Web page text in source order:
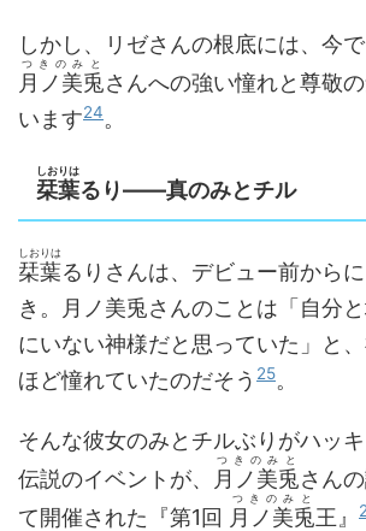
しかし、リゼさんの根底には、今
月ノ美兎
つきのみと
さんへの強い憧れと尊敬
います24。
栞葉
しおりは
るり――真のみとチル
栞葉
しおりは
るりさんは、デビュー前から
き。月ノ美兎さんのことは「自分
にいない神様だと思っていた」と
ほど憧れていたのだそう 25。
そんな彼女のみとチルぶりがハッ
伝説のイベントが、
月ノ美兎
つきのみと
さん
て開催された『第1回 月ノ美兎
つきのみと
王』